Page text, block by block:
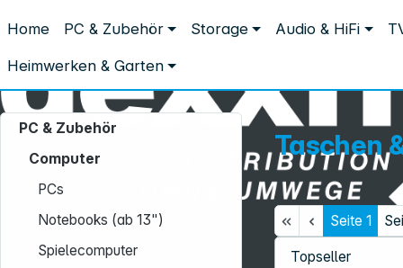
Home PC & Zubehör Storage Audio & HiFi
Heimwerken & Garten
PC & Zubehör Computer Taschen & Hüllen eBook-Reader
Taschen & Hüllen eBook-Reader
PC & Zubehör
Computer
PCs
Notebooks (ab 13")
Spielecomputer
Taschen
Seite 1
Service-Hotline:
+49 931 9708–496